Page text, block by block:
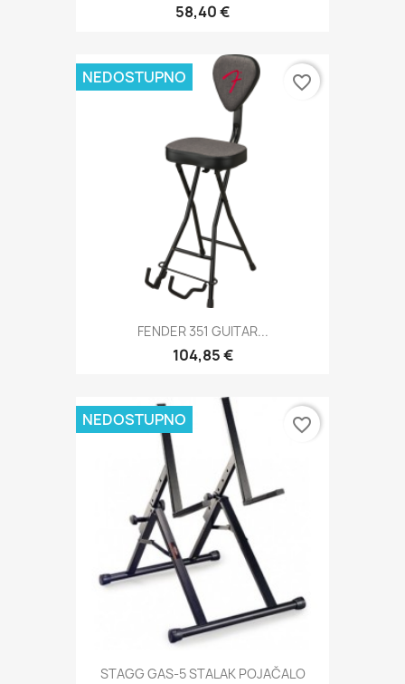
58,40 €
FENDER 351 GUITAR...
104,85 €
NEDOSTUPNO favorite_border
STAGG GAS-5 STALAK POJAČALO
NEDOSTUPNO favorite_border